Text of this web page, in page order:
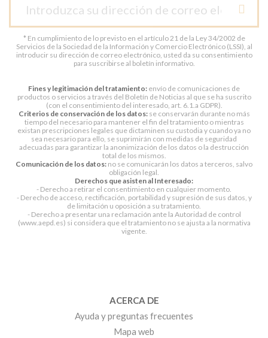
* En cumplimiento de lo previsto en el artículo 21 de la Ley 34/2002 de
Servicios de la Sociedad de la Información y Comercio Electrónico (LSSI), al
introducir su dirección de correo electrónico, usted da su consentimiento
para suscribirse al boletín informativo.
Fines y legitimación del tratamiento: envío de comunicaciones de
productos o servicios a través del Boletín de Noticias al que se ha suscrito
(con el consentimiento del interesado, art. 6.1.a GDPR).
Criterios de conservación de los datos:se conservarán durante no más
tiempo del necesario para mantener el fin del tratamiento o mientras
existan prescripciones legales que dictaminen su custodia y cuando ya no
sea necesario para ello, se suprimirán con medidas de seguridad
adecuadas para garantizar la anonimización de los datos o la destrucción
total de los mismos.
Comunicación de los datos: no se comunicarán los datos a terceros, salvo
obligación legal.
Derechos que asisten al Interesado:
- Derecho a retirar el consentimiento en cualquier momento.
- Derecho de acceso, rectificación, portabilidad y supresión de sus datos, y
de limitación u oposición a su tratamiento.
- Derecho a presentar una reclamación ante la Autoridad de control
(www.aepd.es) si considera que el tratamiento no se ajusta a la normativa
vigente.
ACERCA DE
Ayuda y preguntas frecuentes
Mapa web